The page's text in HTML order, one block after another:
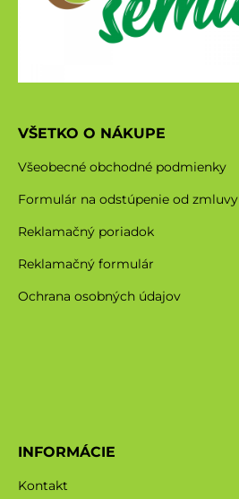
VŠETKO O NÁKUPE
Všeobecné obchodné podmienky
Formulár na odstúpenie od zmluvy
Reklamačný poriadok
Reklamačný formulár
Ochrana osobných údajov
INFORMÁCIE
Kontakt